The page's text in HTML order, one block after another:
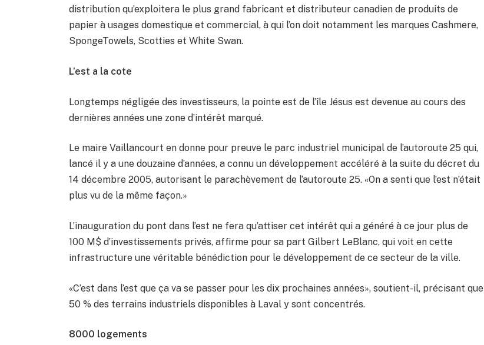
distribution qu’exploitera le plus grand fabricant et distributeur canadien de produits de
papier à usages domestique et commercial, à qui l’on doit notamment les marques Cashmere,
SpongeTowels, Scotties et White Swan.
L’est a la cote
Longtemps négligée des investisseurs, la pointe est de l’île Jésus est devenue au cours des
dernières années une zone d’intérêt marqué.
Le maire Vaillancourt en donne pour preuve le parc industriel municipal de l’autoroute 25 qui,
lancé il y a une douzaine d’années, a connu un développement accéléré à la suite du décret du
14 décembre 2005, autorisant le parachèvement de l’autoroute 25. «On a senti que l’est n’était
plus vu de la même façon.»
L’inauguration du pont dans l’est ne fera qu’attiser cet intérêt qui a généré à ce jour plus de
100 M$ d’investissements privés, affirme pour sa part Gilbert LeBlanc, qui voit en cette
infrastructure une véritable bénédiction pour le développement de ce secteur de la ville.
«C’est dans l’est que ça va se passer pour les dix prochaines années», soutient-il, précisant que
50 % des terrains industriels disponibles à Laval y sont concentrés.
8000 logements